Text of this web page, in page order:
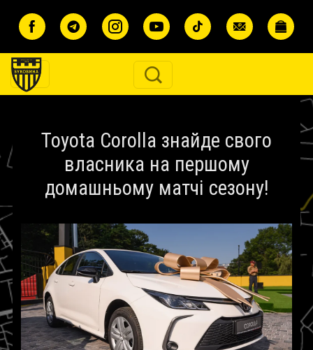
Toyota Corolla знайде свого
власника на першому
домашньому матчі сезону!